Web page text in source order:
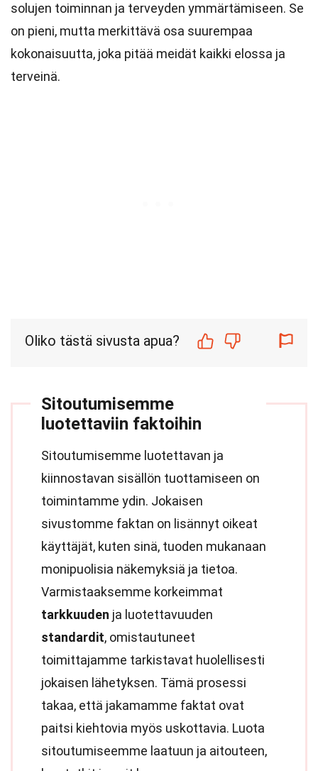
solujen toiminnan ja terveyden ymmärtämiseen. Se
on pieni, mutta merkittävä osa suurempaa
kokonaisuutta, joka pitää meidät kaikki elossa ja
terveinä.
Oliko tästä sivusta apua?
Sitoutumisemme
luotettaviin faktoihin
Sitoutumisemme luotettavan ja
kiinnostavan sisällön tuottamiseen on
toimintamme ydin. Jokaisen
sivustomme faktan on lisännyt oikeat
käyttäjät, kuten sinä, tuoden mukanaan
monipuolisia näkemyksiä ja tietoa.
Varmistaaksemme korkeimmat
tarkkuuden ja luotettavuuden
standardit, omistautuneet
toimittajamme tarkistavat huolellisesti
jokaisen lähetyksen. Tämä prosessi
takaa, että jakamamme faktat ovat
paitsi kiehtovia myös uskottavia. Luota
sitoutumiseemme laatuun ja aitouteen,